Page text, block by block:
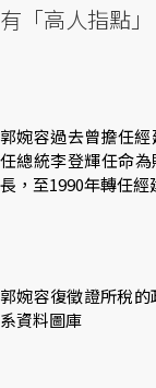
有「高人指點」
郭婉容過去曾擔任
任總統李登輝任命
長，至1990年轉任
郭婉容復徵證所稅
系資料圖庫